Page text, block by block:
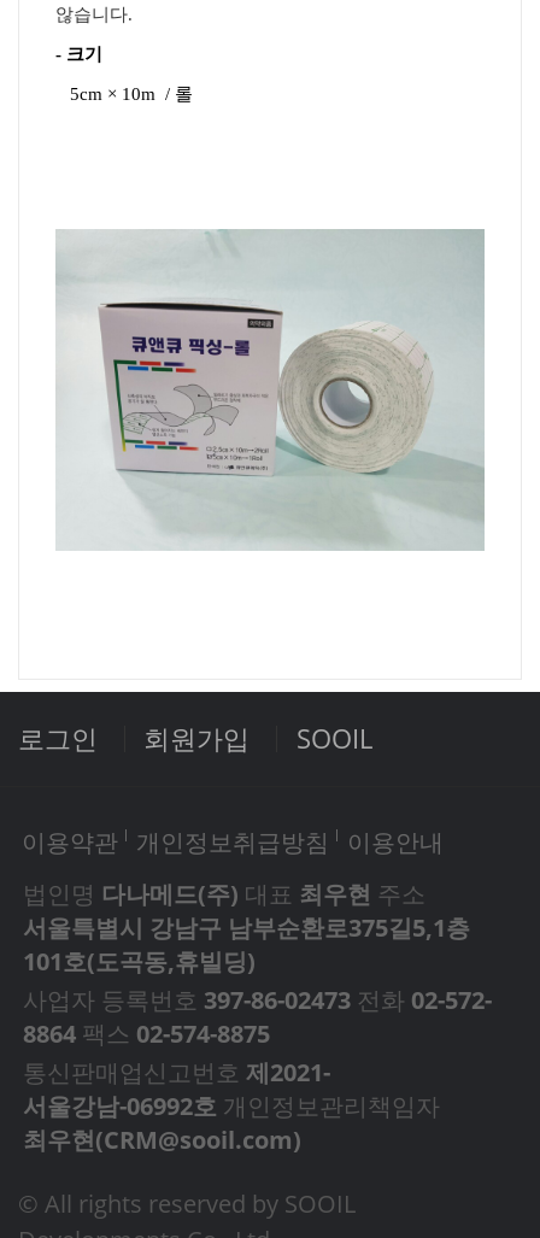
않습니다.
- 크기
5cm × 10m / 롤
로그인 회원가입 SOOIL
이용약관 개인정보취급방침
이용안내
법인명 다나메드(주) 대표 최우현 주소
서울특별시 강남구 남부순환로375길5,1층
101호(도곡동,휴빌딩)
사업자 등록번호 397-86-02473 전화 02-572-
8864 팩스 02-574-8875
통신판매업신고번호제2021-
서울강남-06992호 개인정보관리책임자
최우현(CRM@sooil.com)
© All rights reserved by SOOIL